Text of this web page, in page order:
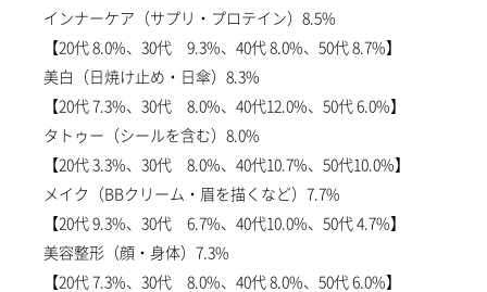
インナーケア（サプリ・プロテイン）8.5%
【20代 8.0%、30代 9.3%、40代 8.0%、50代 8.7%】
美白（日焼け止め・日傘）8.3%
【20代 7.3%、30代 8.0%、40代12.0%、50代 6.0%】
タトゥー（シールを含む）8.0%
【20代 3.3%、30代 8.0%、40代10.7%、50代10.0%】
メイク（BBクリーム・眉を描くなど）7.7%
【20代 9.3%、30代 6.7%、40代10.0%、50代 4.7%】
美容整形（顔・身体）7.3%
【20代 7.3%、30代 8.0%、40代 8.0%、50代 6.0%】